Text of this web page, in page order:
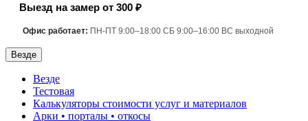
Выезд на замер от 300 ₽
Офис работает: ПН-ПТ 9:00–18:00 СБ 9:00–16:00 ВС выходной
Везде
Везде
Тестовая
Калькуляторы стоимости услуг и материалов
Арки • порталы • откосы